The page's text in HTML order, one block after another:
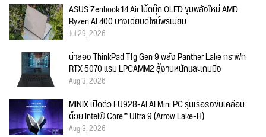
ASUS Zenbook 14 Air โน้ตบุ๊ก OLED ขุมพลังใหม่ AMD
Ryzen AI 400 บางเฉียบดีไซน์พรีเมียม
Jul 29, 2026
น่าลอง ThinkPad T1g Gen 9 พลัง Panther Lake กราฟิก
RTX 5070 แรม LPCAMM2 สู้งานหนักและเกมมิ่ง
Aug 3, 2026
MINIX เปิดตัว EU928-AI AI Mini PC รุ่นเรือธงขับเคลื่อน
ด้วย Intel® Core™ Ultra 9 (Arrow Lake-H)
Aug 3, 2026